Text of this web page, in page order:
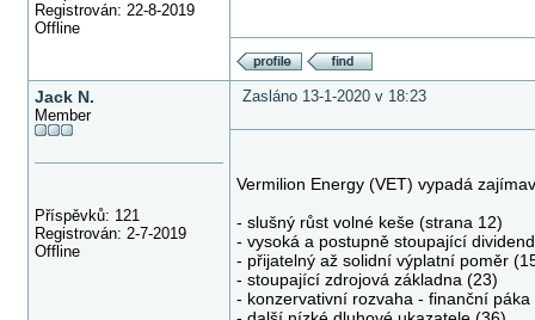
Registrován: 22-8-2019
Offline
Jack N.
Member
Příspěvků: 121
Registrován: 2-7-2019
Offline
Zasláno 13-1-2020 v 18:23
Vermilion Energy (VET) vypadá
- slušný růst volné keše (strana 12)
- vysoká a postupně stoupající
- přijatelný až solidní výplatní poměr
- stoupající zdrojová základna (23)
- konzervativní rozvaha - finanční